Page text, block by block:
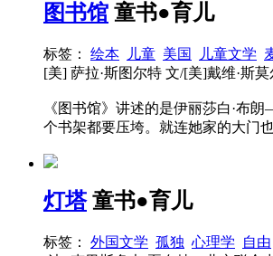
图书馆 童书●育儿
标签： 绘本 儿童 美国 儿童文学
[美] 萨拉·斯图尔特 文/[美]戴维·斯
《图书馆》讲述的是伊丽莎白·布
个书架都要压垮。就连她家的大门
灯塔 童书●育儿
标签： 外国文学 孤独 心理学 自由